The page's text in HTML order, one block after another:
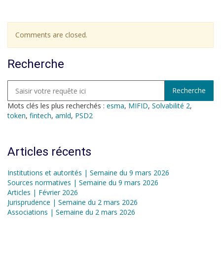
Comments are closed.
Recherche
Mots clés les plus recherchés : esma, MIFID, Solvabilité 2,
token, fintech, amld, PSD2
Articles récents
Institutions et autorités | Semaine du 9 mars 2026
Sources normatives | Semaine du 9 mars 2026
Articles | Février 2026
Jurisprudence | Semaine du 2 mars 2026
Associations | Semaine du 2 mars 2026